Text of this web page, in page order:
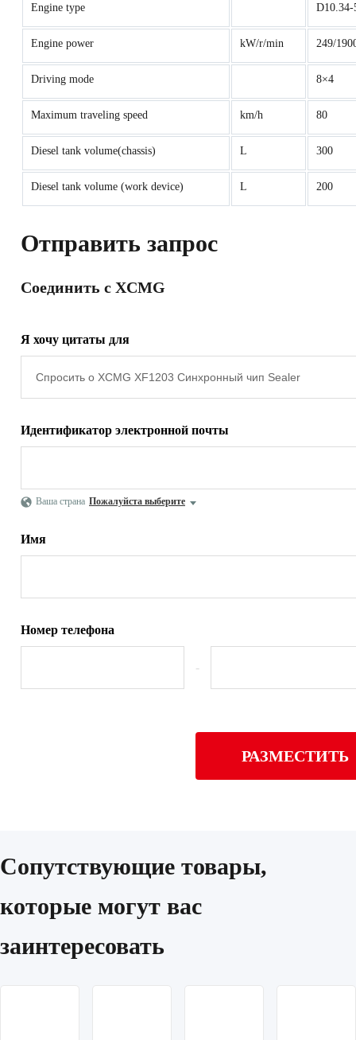
Engine type D10.34-
Engine power kW/r/min 249/
Driving mode 8×4
Maximum traveling speed km/h 80
Diesel tank volume(chassis) L 300
Diesel tank volume (work device) L 200
Отправить запрос
Соединить с XCMG
Я хочу цитаты для
Идентификатор электронной почты
Ваша страна Пожалуйста выберите
Имя
Номер телефона
-
РАЗМЕСТИТЬ
Сопутствующие товары,
которые могут вас
заинтересовать